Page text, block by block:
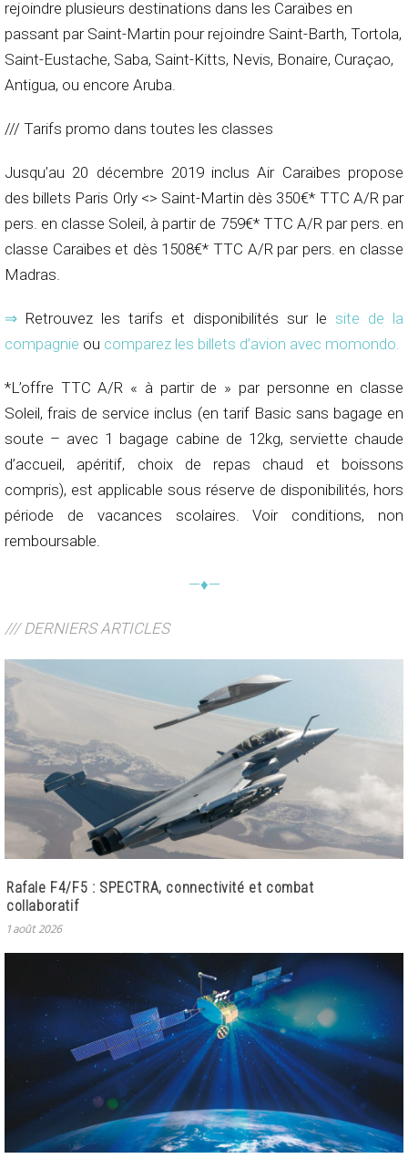
rejoindre plusieurs destinations dans les Caraïbes en
passant par Saint-Martin pour rejoindre Saint-Barth, Tortola,
Saint-Eustache, Saba, Saint-Kitts, Nevis, Bonaire, Curaçao,
Antigua, ou encore Aruba.
/// Tarifs promo dans toutes les classes
Jusqu’au 20 décembre 2019 inclus Air Caraïbes propose
des billets Paris Orly <> Saint-Martin dès 350€* TTC A/R par
pers. en classe Soleil, à partir de 759€* TTC A/R par pers. en
classe Caraïbes et dès 1508€* TTC A/R par pers. en classe
Madras.
⇒ Retrouvez les tarifs et disponibilités sur le site de la
compagnie ou comparez les billets d’avion avec momondo
*L’offre TTC A/R « à partir de » par personne en classe
Soleil, frais de service inclus (en tarif Basic sans bagage en
soute – avec 1 bagage cabine de 12kg, serviette chaude
d’accueil, apéritif, choix de repas chaud et boissons
compris), est applicable sous réserve de disponibilités, hors
période de vacances scolaires. Voir conditions, non
remboursable.
—♦—
/// DERNIERS ARTICLES
Rafale F4/F5 : SPECTRA, connectivité et combat
collaboratif
1 août 2026